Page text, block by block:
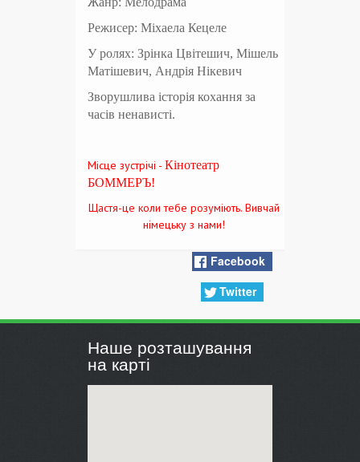
Режисер: Міхаела Кецеле
У ролях: Зрінка Цвітешич, Мішель
Матішевич, Андрія Нікевич
Зворушлива історія кохання за
часів ненависті.
Місце зустрічі - Кінотеатр
БОММЕРЪ!
Щастя-це коли тебе розуміють. Вивчай
німецьку з нами!
Facebook
Twitter
Наше розташування
на карті